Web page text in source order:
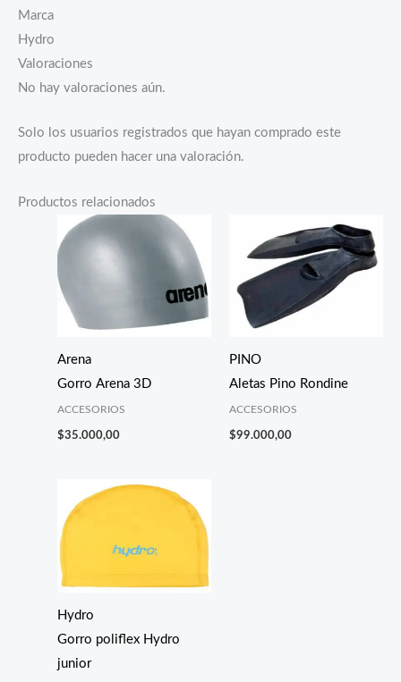
Marca
Hydro
Valoraciones
No hay valoraciones aún.
Solo los usuarios registrados que hayan comprado este
producto pueden hacer una valoración.
Productos relacionados
Arena
Gorro Arena 3D
ACCESORIOS
$35.000,00
PINO
Aletas Pino Rondine
ACCESORIOS
$99.000,00
Hydro
Gorro poliflex Hydro
junior